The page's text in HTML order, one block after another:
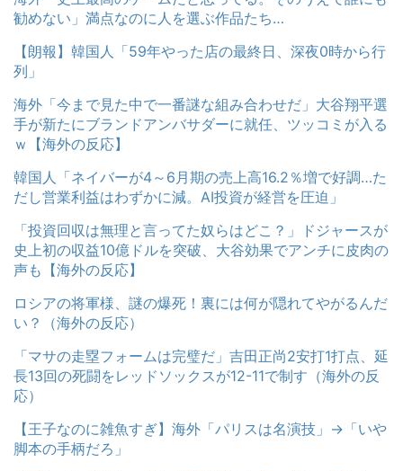
勧めない」満点なのに人を選ぶ作品たち…
【朗報】韓国人「59年やった店の最終日、深夜0時から行
列」
海外「今まで見た中で一番謎な組み合わせだ」大谷翔平選
手が新たにブランドアンバサダーに就任、ツッコミが入る
ｗ【海外の反応】
韓国人「ネイバーが4～6月期の売上高16.2％増で好調…た
だし営業利益はわずかに減。AI投資が経営を圧迫」
「投資回収は無理と言ってた奴らはどこ？」ドジャースが
史上初の収益10億ドルを突破、大谷効果でアンチに皮肉の
声も【海外の反応】
ロシアの将軍様、謎の爆死！裏には何が隠れてやがるんだ
い？（海外の反応）
「マサの走塁フォームは完璧だ」吉田正尚2安打1打点、延
長13回の死闘をレッドソックスが12-11で制す（海外の反
応）
【王子なのに雑魚すぎ】海外「パリスは名演技」→「いや
脚本の手柄だろ」